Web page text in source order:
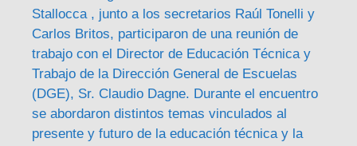
Stallocca , junto a los secretarios Raúl Tonelli y
Carlos Britos, participaron de una reunión de
trabajo con el Director de Educación Técnica y
Trabajo de la Dirección General de Escuelas
(DGE), Sr. Claudio Dagne. Durante el encuentro
se abordaron distintos temas vinculados al
presente y futuro de la educación técnica y la